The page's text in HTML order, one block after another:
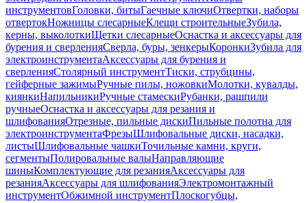
инструментовГоловки, битыГаечные ключиОтвертки, наборы
отвертокНожницы слесарныеКлещи строительныеЗубила,
керны, выколоткиЩетки слесарныеОснастка и аксессуары для
бурения и сверленияСверла, буры, зенкерыКоронкиЗубила для
электроинструментаАксессуары для бурения и
сверленияСтолярный инструментТиски, струбцины,
гейферные зажимыРучные пилы, ножовкиМолотки, кувалды,
киянкиНапильникиРучные стамескиРубанки, рашпили
ручныеОснастка и аксессуары для резания и
шлифованияОтрезные, пильные дискиПильные полотна для
электроинструментаФрезыШлифовальные диски, насадки,
листыШлифовальные чашкиТочильные камни, круги,
сегментыПолировальные валыНаправляющие
шиныКомплектующие для резанияАксессуары для
резанияАксессуары для шлифованияЭлектромонтажный
инструментОбжимной инструментПлоскогубцы,